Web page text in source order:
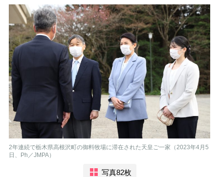
2年連続で栃木県高根沢町の御料牧場に滞在された天皇ご一家（2023年4月5
日、Ph／JMPA）
写真82枚